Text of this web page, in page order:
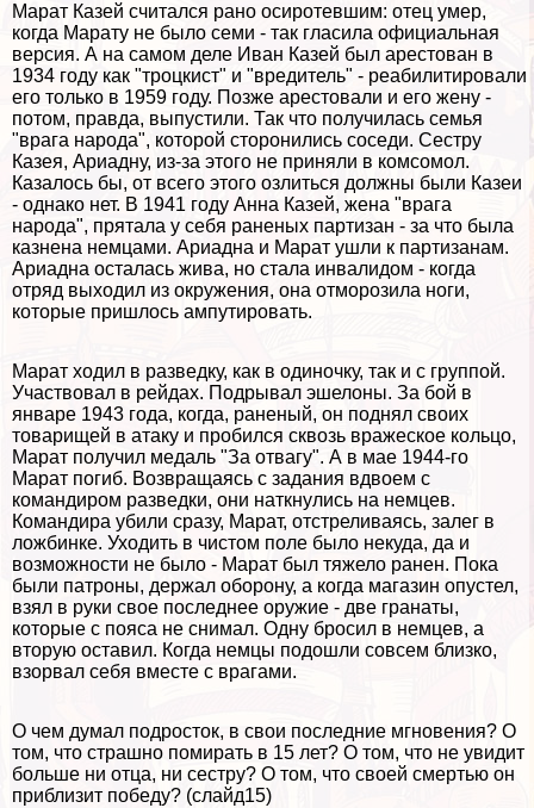
Марат Казей считался рано осиротевшим: отец умер,
когда Марату не было семи - так гласила официальная
версия. А на самом деле Иван Казей был арестован в
1934 году как "троцкист" и "вредитель" - реабилитировали
его только в 1959 году. Позже арестовали и его жену -
потом, правда, выпустили. Так что получилась семья
"врага народа", которой сторонились соседи. Сестру
Казея, Ариадну, из-за этого не приняли в комсомол.
Казалось бы, от всего этого озлиться должны были Казеи
- однако нет. В 1941 году Анна Казей, жена "врага
народа", прятала у себя раненых партизан - за что была
казнена немцами. Ариадна и Марат ушли к партизанам.
Ариадна осталась жива, но стала инвалидом - когда
отряд выходил из окружения, она отморозила ноги,
которые пришлось ампутировать.
Марат ходил в разведку, как в одиночку, так и с группой.
Участвовал в рейдах. Подрывал эшелоны. За бой в
январе 1943 года, когда, раненый, он поднял своих
товарищей в атаку и пробился сквозь вражеское кольцо,
Марат получил медаль "За отвагу". А в мае 1944-го
Марат погиб. Возвращаясь с задания вдвоем с
комaндиром разведки, они наткнулись на немцев.
Комaндира убили сразу, Марат, отстреливаясь, залег в
ложбинке. Уходить в чистом поле было некуда, да и
возможности не было - Марат был тяжело ранен. Пока
были патроны, держал оборону, а когда магазин опустел,
взял в руки свое последнее оружие - две гранаты,
которые с пояса не снимал. Одну бросил в немцев, а
вторую оставил. Когда немцы подошли совсем близко,
взорвал себя вместе с врагами.
О чем думал подросток, в свои последние мгновения? О
том, что страшно помирать в 15 лет? О том, что не увидит
больше ни отца, ни сестру? О том, что своей cмepтью он
приблизит победу? (слайд15)